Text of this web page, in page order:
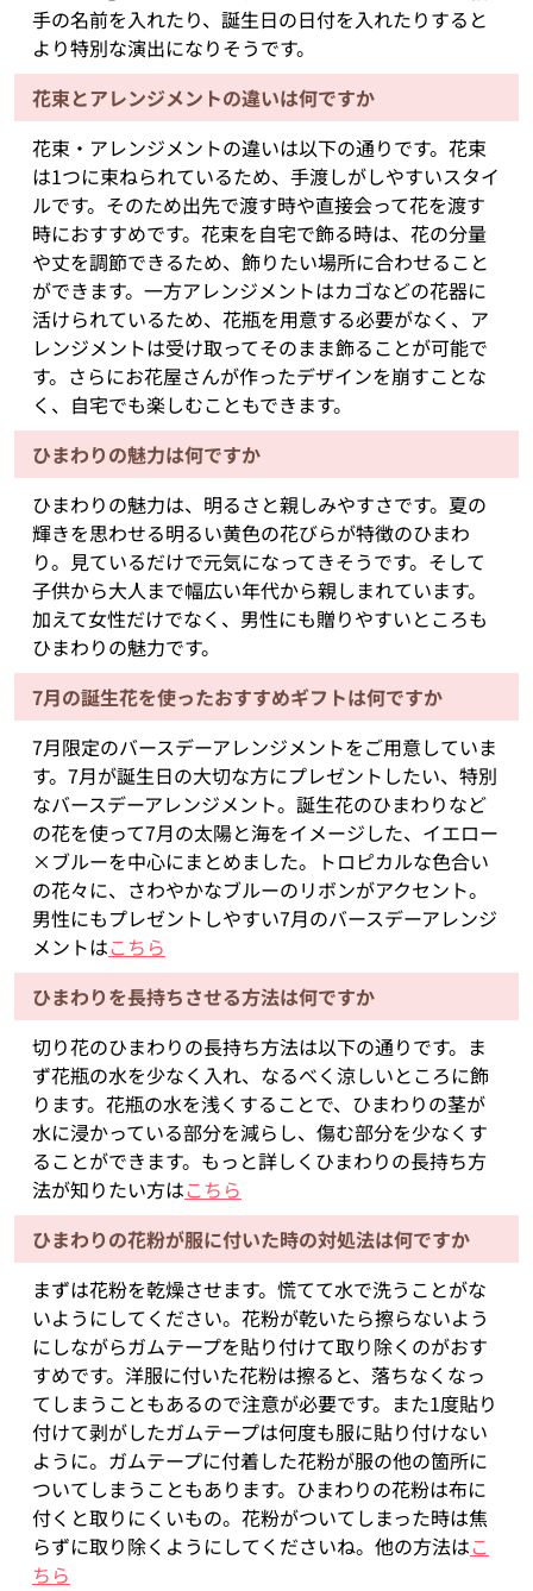
手の名前を入れたり、誕生日の日付を入れたりすると
より特別な演出になりそうです。
花束とアレンジメントの違いは何ですか
花束・アレンジメントの違いは以下の通りです。花束
は1つに束ねられているため、手渡しがしやすいスタイ
ルです。そのため出先で渡す時や直接会って花を渡す
時におすすめです。花束を自宅で飾る時は、花の分量
や丈を調節できるため、飾りたい場所に合わせること
ができます。一方アレンジメントはカゴなどの花器に
活けられているため、花瓶を用意する必要がなく、ア
レンジメントは受け取ってそのまま飾ることが可能で
す。さらにお花屋さんが作ったデザインを崩すことな
く、自宅でも楽しむこともできます。
ひまわりの魅力は何ですか
ひまわりの魅力は、明るさと親しみやすさです。夏の
輝きを思わせる明るい黄色の花びらが特徴のひまわ
り。見ているだけで元気になってきそうです。そして
子供から大人まで幅広い年代から親しまれています。
加えて女性だけでなく、男性にも贈りやすいところも
ひまわりの魅力です。
7月の誕生花を使ったおすすめギフトは何ですか
7月限定のバースデーアレンジメントをご用意していま
す。7月が誕生日の大切な方にプレゼントしたい、特別
なバースデーアレンジメント。誕生花のひまわりなど
の花を使って7月の太陽と海をイメージした、イエロー
×ブルーを中心にまとめました。トロピカルな色合い
の花々に、さわやかなブルーのリボンがアクセント。
男性にもプレゼントしやすい7月のバースデーアレンジ
メントはこちら
ひまわりを長持ちさせる方法は何ですか
切り花のひまわりの長持ち方法は以下の通りです。ま
ず花瓶の水を少なく入れ、なるべく涼しいところに飾
ります。花瓶の水を浅くすることで、ひまわりの茎が
水に浸かっている部分を減らし、傷む部分を少なくす
ることができます。もっと詳しくひまわりの長持ち方
法が知りたい方はこちら
ひまわりの花粉が服に付いた時の対処法は何ですか
まずは花粉を乾燥させます。慌てて水で洗うことがな
いようにしてください。花粉が乾いたら擦らないよう
にしながらガムテープを貼り付けて取り除くのがおす
すめです。洋服に付いた花粉は擦ると、落ちなくなっ
てしまうこともあるので注意が必要です。また1度貼り
付けて剥がしたガムテープは何度も服に貼り付けない
ように。ガムテープに付着した花粉が服の他の箇所に
ついてしまうこともあります。ひまわりの花粉は布に
付くと取りにくいもの。花粉がついてしまった時は焦
らずに取り除くようにしてくださいね。他の方法はこ
ちら